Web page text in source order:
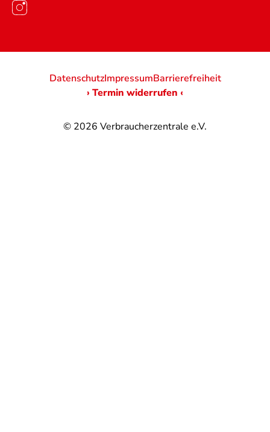
© 2026 Verbraucherzentrale e.V.
DatenschutzImpressumBarrierefreiheit
› Termin widerrufen ‹